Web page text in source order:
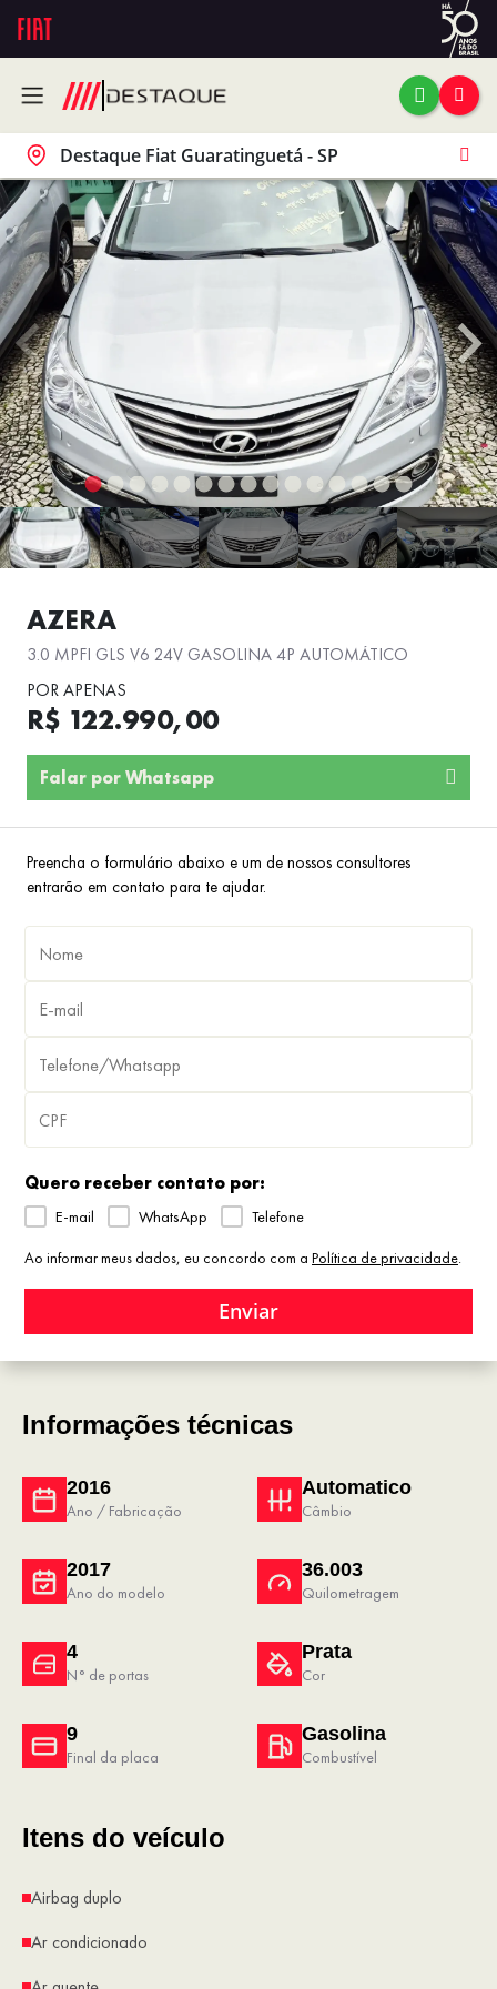
Destaque Fiat Guaratinguetá - SP
AZERA
3.0 MPFI GLS V6 24V GASOLINA 4P AUTOMÁTICO
POR APENAS
R$ 122.990,00
Falar por Whatsapp
Preencha o formulário abaixo e um de nossos consultores
entrarão em contato para te ajudar.
Quero receber contato por:
E-mail WhatsApp Telefone
Ao informar meus dados, eu concordo com a Política de privacidade.
Enviar
Informações técnicas
2016
Ano / Fabricação
Automatico
Câmbio
4
N° de portas
Prata
Cor
2017
Ano do modelo
36.003
Quilometragem
9
Final da placa
Gasolina
Combustível
Itens do veículo
Airbag duplo
Ar condicionado